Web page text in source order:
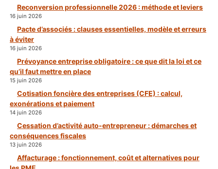
Reconversion professionnelle 2026 : méthode et leviers
16 juin 2026
Pacte d’associés : clauses essentielles, modèle et erreurs
à éviter
16 juin 2026
Prévoyance entreprise obligatoire : ce que dit la loi et ce
qu’il faut mettre en place
15 juin 2026
Cotisation foncière des entreprises (CFE) : calcul,
exonérations et paiement
14 juin 2026
Cessation d’activité auto-entrepreneur : démarches et
conséquences fiscales
13 juin 2026
Affacturage : fonctionnement, coût et alternatives pour